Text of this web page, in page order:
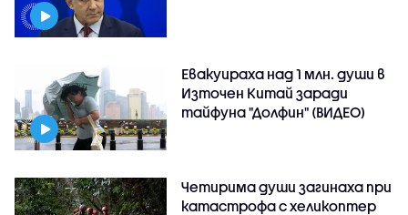
Евакуираха над 1 млн. души в
Източен Китай заради
тайфуна "Долфин" (ВИДЕО)
Четирима души загинаха при
катастрофа с хеликоптер